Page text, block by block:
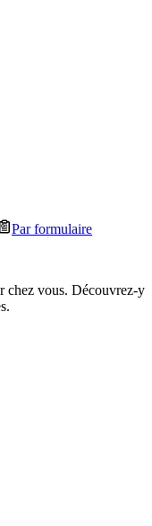
Par formulaire
chez vous. Découvrez-y